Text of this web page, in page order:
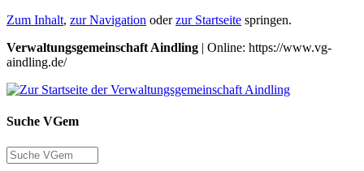
Zum Inhalt, zur Navigation oderzur Startseite springen.
Verwaltungsgemeinschaft Aindling | Online: https://www.vg-
aindling.de/
Suche VGem